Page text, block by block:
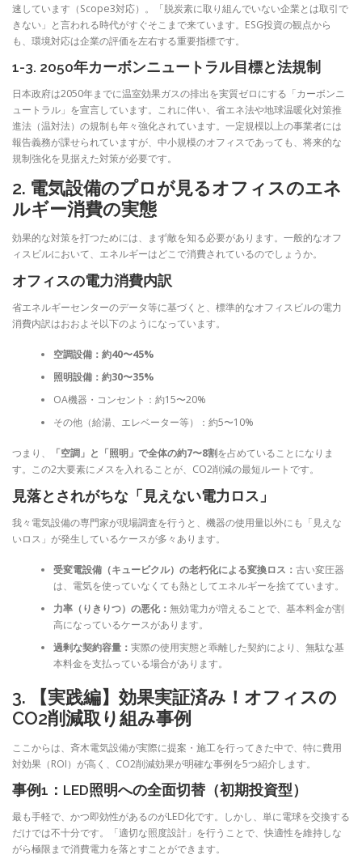
速しています（Scope3対応）。「脱炭素に取り組んでいない企業とは取引で
きない」と言われる時代がすぐそこまで来ています。ESG投資の観点から
も、環境対応は企業の評価を左右する重要指標です。
1-3. 2050年カーボンニュートラル目標と法規制
日本政府は2050年までに温室効果ガスの排出を実質ゼロにする「カーボンニ
ュートラル」を宣言しています。これに伴い、省エネ法や地球温暖化対策推
進法（温対法）の規制も年々強化されています。一定規模以上の事業者には
報告義務が課せられていますが、中小規模のオフィスであっても、将来的な
規制強化を見据えた対策が必要です。
2. 電気設備のプロが見るオフィスのエネ
ルギー消費の実態
効果的な対策を打つためには、まず敵を知る必要があります。一般的なオフ
ィスビルにおいて、エネルギーはどこで消費されているのでしょうか。
オフィスの電力消費内訳
省エネルギーセンターのデータ等に基づくと、標準的なオフィスビルの電力
消費内訳はおおよそ以下のようになっています。
空調設備：約40〜45%
照明設備：約30〜35%
OA機器・コンセント：約15〜20%
その他（給湯、エレベーター等）：約5〜10%
つまり、 「空調」と「照明」で全体の約7〜8割を占めていることになりま
す。この2大要素にメスを入れることが、CO2削減の最短ルートです。
見落とされがちな「見えない電力ロス」
我々電気設備の専門家が現場調査を行うと、機器の使用量以外にも「見えな
いロス」が発生しているケースが多々あります。
受変電設備（キュービクル）の老朽化による変換ロス： 古い変圧器
は、電気を使っていなくても熱としてエネルギーを捨てています。
力率（りきりつ）の悪化： 無効電力が増えることで、基本料金が割
高になっているケースがあります。
過剰な契約容量： 実際の使用実態と乖離した契約により、無駄な基
本料金を支払っている場合があります。
3. 【実践編】効果実証済み！オフィスの
CO2削減取り組み事例
ここからは、斉木電気設備が実際に提案・施工を行ってきた中で、特に費用
対効果（ROI）が高く、CO2削減効果が明確な事例を5つ紹介します。
事例1：LED照明への全面切替（初期投資型）
最も手軽で、かつ即効性があるのがLED化です。しかし、単に電球を交換する
だけでは不十分です。「適切な照度設計」を行うことで、快適性を維持しな
がら極限まで消費電力を落とすことができます。